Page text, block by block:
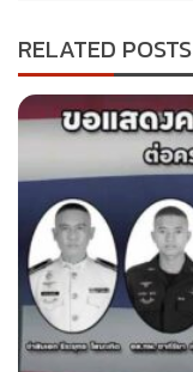
RELATED POSTS